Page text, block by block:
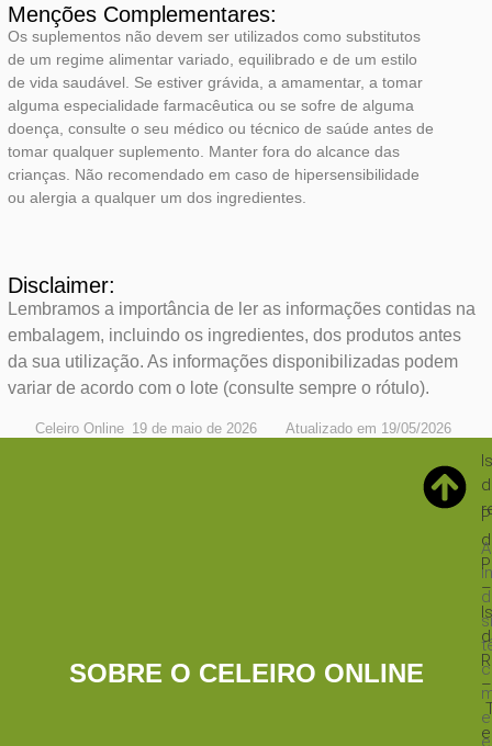
Menções Complementares:
Os suplementos não devem ser utilizados como substitutos
de um regime alimentar variado, equilibrado e de um estilo
de vida saudável. Se estiver grávida, a amamentar, a tomar
alguma especialidade farmacêutica ou se sofre de alguma
doença, consulte o seu médico ou técnico de saúde antes de
tomar qualquer suplemento. Manter fora do alcance das
crianças. Não recomendado em caso de hipersensibilidade
ou alergia a qualquer um dos ingredientes.
Disclaimer:
Lembramos a importância de ler as informações contidas na
embalagem, incluindo os ingredientes, dos produtos antes
da sua utilização. As informações disponibilizadas podem
variar de acordo com o lote (consulte sempre o rótulo).
Celeiro Online 19 de maio de 2026 Atualizado em 19/05/2026
SOBRE O CELEIRO ONLINE
–
–
e
e